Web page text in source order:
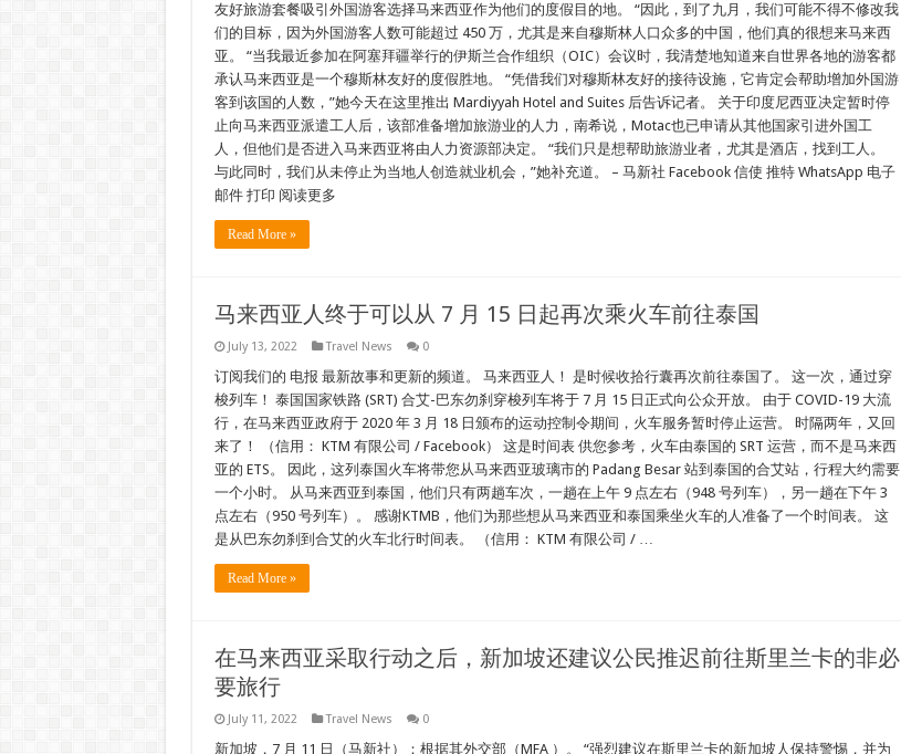
友好旅游套餐吸引外国游客选择马来西亚作为他们的度假目的地。 “因此，到了九月，我们可能不得不修改我
们的目标，因为外国游客人数可能超过 450 万，尤其是来自穆斯林人口众多的中国，他们真的很想来马来西
亚。 “当我最近参加在阿塞拜疆举行的伊斯兰合作组织（OIC）会议时，我清楚地知道来自世界各地的游客都
承认马来西亚是一个穆斯林友好的度假胜地。 “凭借我们对穆斯林友好的接待设施，它肯定会帮助增加外国游
客到该国的人数，”她今天在这里推出 Mardiyyah Hotel and Suites 后告诉记者。 关于印度尼西亚决定暂时停
止向马来西亚派遣工人后，该部准备增加旅游业的人力，南希说，Motac也已申请从其他国家引进外国工
人，但他们是否进入马来西亚将由人力资源部决定。 “我们只是想帮助旅游业者，尤其是酒店，找到工人。
与此同时，我们从未停止为当地人创造就业机会，”她补充道。 – 马新社 Facebook 信使 推特 WhatsApp 电子
邮件 打印 阅读更多
Read More »
马来西亚人终于可以从 7 月 15 日起再次乘火车前往泰国
July 13, 2022 Travel News 0
订阅我们的 电报 最新故事和更新的频道。 马来西亚人！ 是时候收拾行囊再次前往泰国了。 这一次，通过穿
梭列车！ 泰国国家铁路 (SRT) 合艾-巴东勿刹穿梭列车将于 7 月 15 日正式向公众开放。 由于 COVID-19 大流
行，在马来西亚政府于 2020 年 3 月 18 日颁布的运动控制令期间，火车服务暂时停止运营。 时隔两年，又回
来了！ （信用： KTM 有限公司 / Facebook） 这是时间表 供您参考，火车由泰国的 SRT 运营，而不是马来西
亚的 ETS。 因此，这列泰国火车将带您从马来西亚玻璃市的 Padang Besar 站到泰国的合艾站，行程大约需要
一个小时。 从马来西亚到泰国，他们只有两趟车次，一趟在上午 9 点左右（948 号列车），另一趟在下午 3
点左右（950 号列车）。 感谢KTMB，他们为那些想从马来西亚和泰国乘坐火车的人准备了一个时间表。 这
是从巴东勿刹到合艾的火车北行时间表。 （信用： KTM 有限公司 / …
Read More »
在马来西亚采取行动之后，新加坡还建议公民推迟前往斯里兰卡的非必
要旅行
July 11, 2022 Travel News 0
新加坡，7 月 11 日（马新社）：根据其外交部（MFA ）。 “强烈建议在斯里兰卡的新加坡人保持警惕，并为